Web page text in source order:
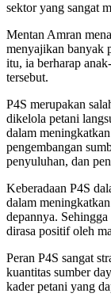
sektor yang sangat
Mentan Amran
menyajikan banyak
itu, ia berharap
tersebut.
P4S merupakan
dikelola petani
dalam
pengembangan
penyuluhan, dan
Keberadaan P4S
dalam
depannya.
dirasa positif oleh
Peran P4S sangat
kuantitas sumber
kader petani yang